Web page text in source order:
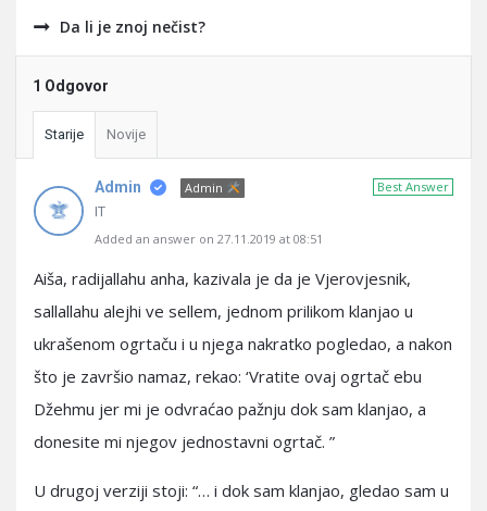
Da li je znoj nečist?
1 Odgovor
Starije Novije
Best Answer
Admin Admin
IT
Added an answer on 27.11.2019 at 08:51
Aiša, radijallahu anha, kazivala je da je Vjerovjesnik,
sallallahu alejhi ve sellem, jednom prilikom klanjao u
ukrašenom ogrtaču i u njega nakratko pogledao, a nakon
što je završio namaz, rekao: ‘Vratite ovaj ogrtač ebu
Džehmu jer mi je odvraćao pažnju dok sam klanjao, a
donesite mi njegov jednostavni ogrtač. ”
U drugoj verziji stoji: “… i dok sam klanjao, gledao sam u